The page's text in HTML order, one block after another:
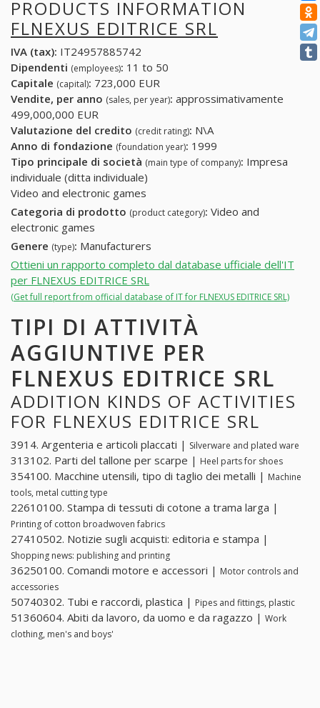
PRODUCTS INFORMATION
FLNEXUS EDITRICE SRL
IVA (tax): IT24957885742
Dipendenti (employees): 11 to 50
Capitale (capital): 723,000 EUR
Vendite, per anno (sales, per year): approssimativamente
499,000,000 EUR
Valutazione del credito (credit rating): N\A
Anno di fondazione (foundation year): 1999
Tipo principale di società (main type of company): Impresa
individuale (ditta individuale)
Video and electronic games
Categoria di prodotto (product category): Video and
electronic games
Genere (type): Manufacturers
Ottieni un rapporto completo dal database ufficiale dell'IT
per FLNEXUS EDITRICE SRL
(Get full report from official database of IT for FLNEXUS EDITRICE SRL)
TIPI DI ATTIVITÀ
AGGIUNTIVE PER
FLNEXUS EDITRICE SRL
ADDITION KINDS OF ACTIVITIES
FOR FLNEXUS EDITRICE SRL
3914. Argenteria e articoli placcati | Silverware and plated ware
313102. Parti del tallone per scarpe | Heel parts for shoes
354100. Macchine utensili, tipo di taglio dei metalli | Machine
tools, metal cutting type
22610100. Stampa di tessuti di cotone a trama larga |
Printing of cotton broadwoven fabrics
27410502. Notizie sugli acquisti: editoria e stampa |
Shopping news: publishing and printing
36250100. Comandi motore e accessori | Motor controls and
accessories
50740302. Tubi e raccordi, plastica | Pipes and fittings, plastic
51360604. Abiti da lavoro, da uomo e da ragazzo | Work
clothing, men's and boys'